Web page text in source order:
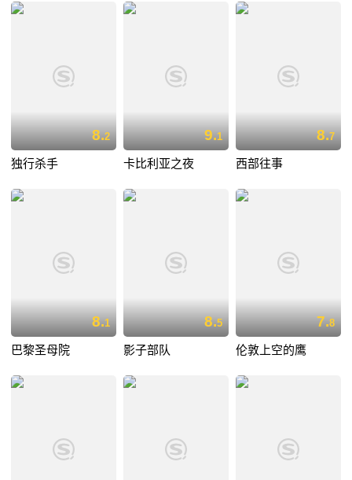
8.2
独行杀手
9.1
卡比利亚之夜
8.7
西部往事
8.1
巴黎圣母院
8.5
影子部队
7.8
伦敦上空的鹰